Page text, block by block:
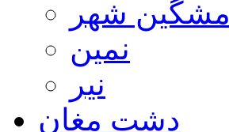
مشگین شهر
نمین
نیر
دشت مغان